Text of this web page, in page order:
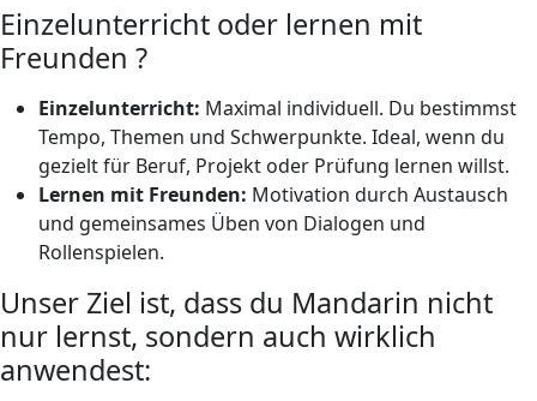
Einzelunterricht oder lernen mit
Freunden ?
Einzelunterricht: Maximal individuell. Du bestimmst
Tempo, Themen und Schwerpunkte. Ideal, wenn du
gezielt für Beruf, Projekt oder Prüfung lernen willst.
Lernen mit Freunden: Motivation durch Austausch
und gemeinsames Üben von Dialogen und
Rollenspielen.
Unser Ziel ist, dass du Mandarin nicht
nur lernst, sondern auch wirklich
anwendest: